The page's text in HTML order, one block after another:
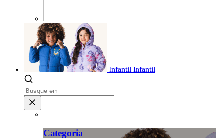
Infantil Infantil
Categoria